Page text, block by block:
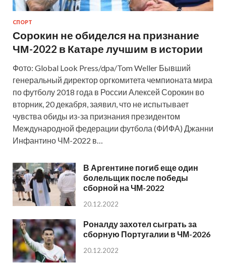
СПОРТ
Сорокин не обиделся на признание
ЧМ-2022 в Катаре лучшим в истории
Фото: Global Look Press/dpa/Tom Weller Бывший
генеральный директор оргкомитета чемпионата мира
по футболу 2018 года в России Алексей Сорокин во
вторник, 20 декабря, заявил, что не испытывает
чувства обиды из-за признания президентом
Международной федерации футбола (ФИФА) Джанни
Инфантино ЧМ-2022 в…
В Аргентине погиб еще один
болельщик после победы
сборной на ЧМ-2022
20.12.2022
Роналду захотел сыграть за
сборную Португалии в ЧМ-2026
20.12.2022